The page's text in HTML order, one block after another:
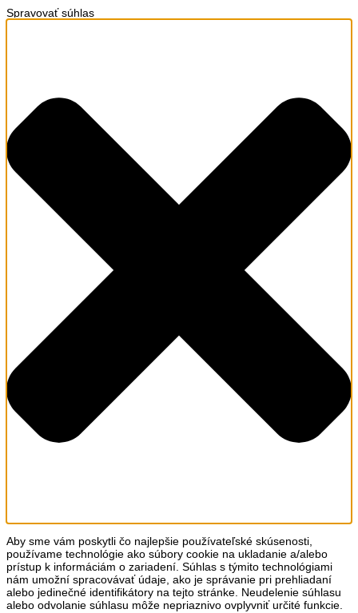
Spravovať súhlas
Aby sme vám poskytli čo najlepšie používateľské skúsenosti,
používame technológie ako súbory cookie na ukladanie a/alebo
prístup k informáciám o zariadení. Súhlas s týmito technológiami
nám umožní spracovávať údaje, ako je správanie pri prehliadaní
alebo jedinečné identifikátory na tejto stránke. Neudelenie súhlasu
alebo odvolanie súhlasu môže nepriaznivo ovplyvniť určité funkcie.